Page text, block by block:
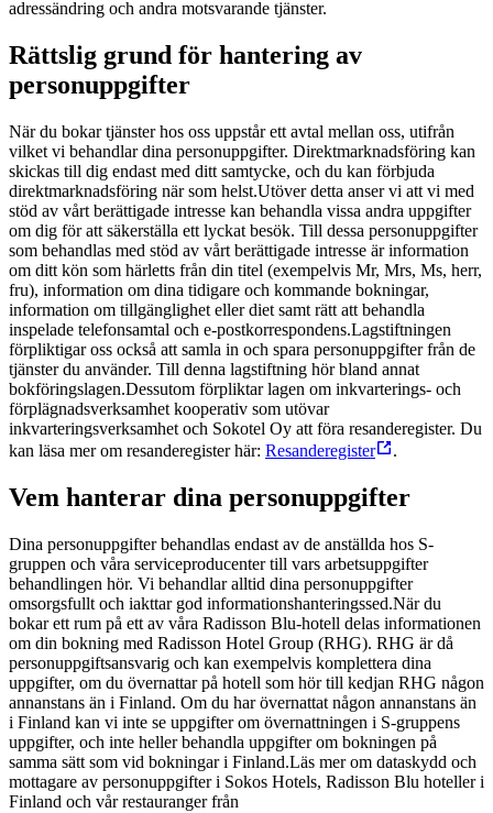
adressändring och andra motsvarande tjänster.
Rättslig grund för hantering av
personuppgifter
När du bokar tjänster hos oss uppstår ett avtal mellan oss, utifrån
vilket vi behandlar dina personuppgifter. Direktmarknadsföring kan
skickas till dig endast med ditt samtycke, och du kan förbjuda
direktmarknadsföring när som helst.Utöver detta anser vi att vi med
stöd av vårt berättigade intresse kan behandla vissa andra uppgifter
om dig för att säkerställa ett lyckat besök. Till dessa personuppgifter
som behandlas med stöd av vårt berättigade intresse är information
om ditt kön som härletts från din titel (exempelvis Mr, Mrs, Ms, herr,
fru), information om dina tidigare och kommande bokningar,
information om tillgänglighet eller diet samt rätt att behandla
inspelade telefonsamtal och e-postkorrespondens.Lagstiftningen
förpliktigar oss också att samla in och spara personuppgifter från de
tjänster du använder. Till denna lagstiftning hör bland annat
bokföringslagen.Dessutom förpliktar lagen om inkvarterings- och
förplägnadsverksamhet kooperativ som utövar
inkvarteringsverksamhet och Sokotel Oy att föra resanderegister. Du
kan läsa mer om resanderegister här: Resanderegister .
Vem hanterar dina personuppgifter
Dina personuppgifter behandlas endast av de anställda hos S-
gruppen och våra serviceproducenter till vars arbetsuppgifter
behandlingen hör. Vi behandlar alltid dina personuppgifter
omsorgsfullt och iakttar god informationshanteringssed.När du
bokar ett rum på ett av våra Radisson Blu-hotell delas informationen
om din bokning med Radisson Hotel Group (RHG). RHG är då
personuppgiftsansvarig och kan exempelvis komplettera dina
uppgifter, om du övernattar på hotell som hör till kedjan RHG någon
annanstans än i Finland. Om du har övernattat någon annanstans än
i Finland kan vi inte se uppgifter om övernattningen i S-gruppens
uppgifter, och inte heller behandla uppgifter om bokningen på
samma sätt som vid bokningar i Finland.Läs mer om dataskydd och
mottagare av personuppgifter i Sokos Hotels, Radisson Blu hoteller i
Finland och vår restauranger från